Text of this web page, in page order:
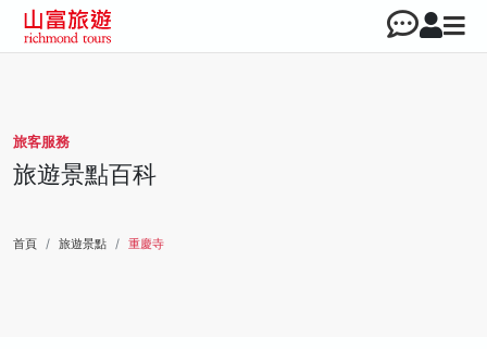
旅客服務
旅遊景點百科
首頁 旅遊景點 重慶寺